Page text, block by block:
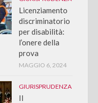
Licenziamento
discriminatorio
per disabilità:
l’onere della
prova
MAGGIO 6, 2024
GIURISPRUDENZA
Il